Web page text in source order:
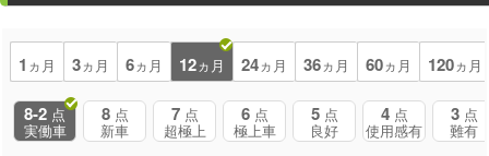
1 ヵ月 3ヵ月 6ヵ月 12ヵ月 24ヵ月 36ヵ月 60ヵ月 120ヵ月
8-2 点
実働車
8 点
新車
7 点
超極上
6 点
極上車
5 点
良好
4 点
使用感有
3 点
難有